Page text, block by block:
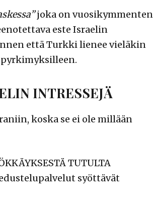
joka on vuosikymmenten
este Israelin
että Turkki lienee vieläkin
INTRESSEJÄ
koska se ei ole millään
TUTULTA
syöttävät